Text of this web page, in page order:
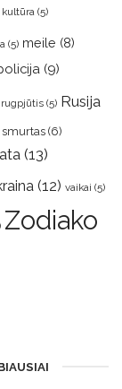
kultūra (5)
(5) meile (8)
(9)
rugpjūtis (5) Rusija
smurtas (6)
(13)
(12) vaikai (5)
Zodiako